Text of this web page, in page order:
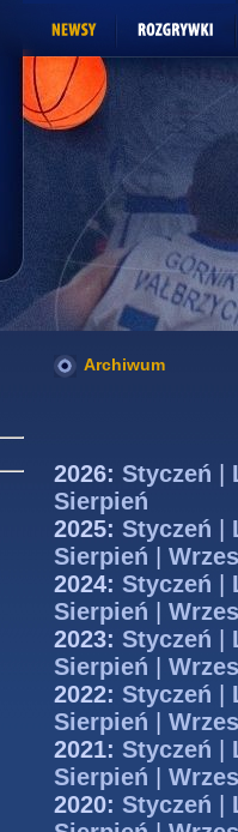
Archiwum
2026: Styczeń
Sierpień
2025: Styczeń
Sierpień
2024: Styczeń
Sierpień
2023: Styczeń
Sierpień
2022: Styczeń
Sierpień
2021: Styczeń
Sierpień
2020: Styczeń